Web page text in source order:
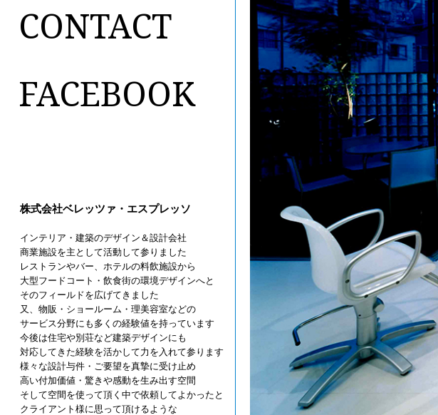
CONTACT
FACEBOOK
株式会社ベレッツァ・エスプレッソ
インテリア・建築のデザイン＆設計会社
商業施設を主として活動して参りました
レストランやバー、ホテルの料飲施設から
大型フードコート・飲食街の環境デザインへと
そのフィールドを広げてきました
又、物販・ショールーム・理美容室などの
サービス分野にも多くの経験値を持っています
今後は住宅や別荘など建築デザインにも
対応してきた経験を活かして力を入れて参ります
様々な設計与件・ご要望を真摯に受け止め
高い付加価値・驚きや感動を生み出す空間
そして空間を使って頂く中で依頼してよかったと
クライアント様に思って頂けるような